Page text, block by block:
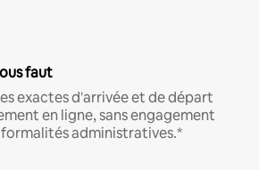
faut
exactes d'arrivée et de départ
en ligne, sans engagement
administratives.*